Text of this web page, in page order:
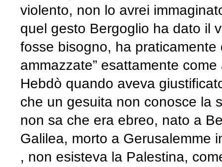
violento, non lo avrei
quel gesto Bergoglio ha dato il
fosse bisogno, ha
ammazzate” esattamente
Hebdò quando aveva
che un gesuita non conosce la
non sa che era ebreo, nato a
Galilea, morto a Gerusalemme
, non esisteva la Palestina,